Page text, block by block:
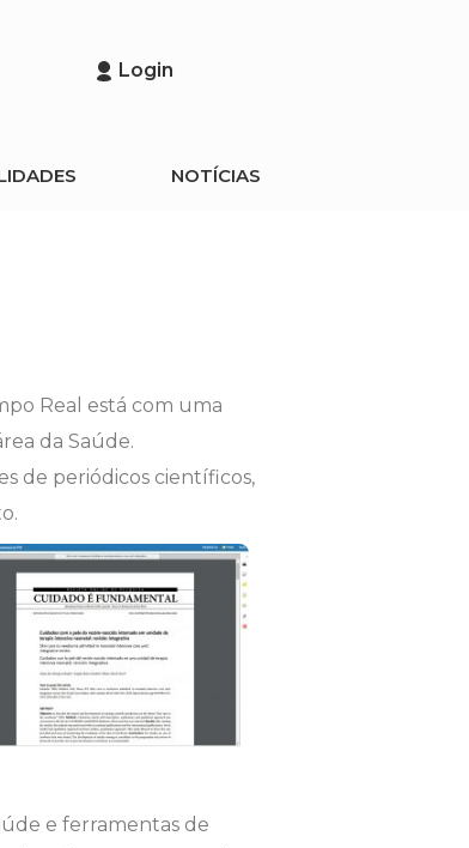
Login
NOTÍCIAS
Real está com uma
da Saúde.
de periódicos científicos,
e ferramentas de